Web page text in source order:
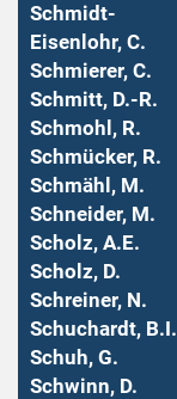
Schmidt-
Eisenlohr, C.
Schmierer, C.
Schmitt, D.-R.
Schmohl, R.
Schmücker, R.
Schmähl, M.
Schneider, M.
Scholz, A.E.
Scholz, D.
Schreiner, N.
Schuchardt, B.I.
Schuh, G.
Schwinn, D.